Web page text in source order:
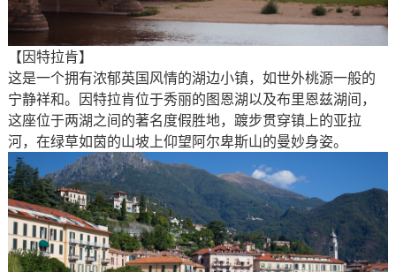
【因特拉肯】
这是一个拥有浓郁英国风情的湖边小镇，如世外桃源一般的
宁静祥和。因特拉肯位于秀丽的图恩湖以及布里恩兹湖间，
这座位于两湖之间的著名度假胜地，踱步贯穿镇上的亚拉
河，在绿草如茵的山坡上仰望阿尔卑斯山的曼妙身姿。